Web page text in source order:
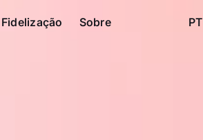
Fidelização Sobre PT